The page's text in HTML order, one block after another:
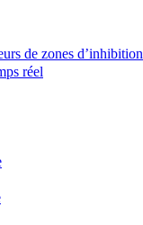
de zones d’inhibition
réel